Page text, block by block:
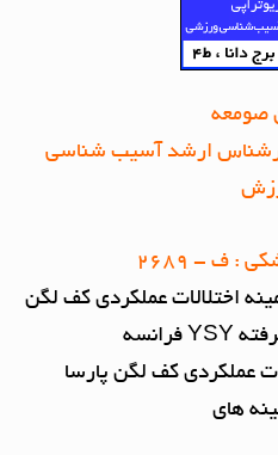
ارشد آسیب شناسی
ف - 2689
اختلالات عملکردی کف لگن
YSYفرانسه
عملکردی کف لگن پارسا
های